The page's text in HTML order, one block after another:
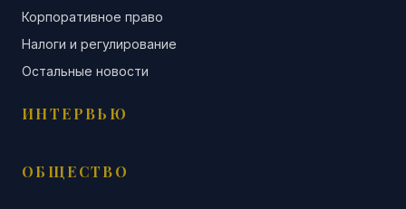
Корпоративное право
Налоги и регулирование
Остальные новости
ИНТЕРВЬЮ
ОБЩЕСТВО